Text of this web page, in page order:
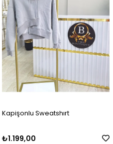
Kapişonlu Sweatshırt
₺1.199,00